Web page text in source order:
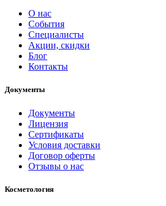
О нас
События
Специалисты
Акции, скидки
Блог
Контакты
Документы
Документы
Лицензия
Сертификаты
Условия доставки
Договор оферты
Отзывы о нас
Косметология